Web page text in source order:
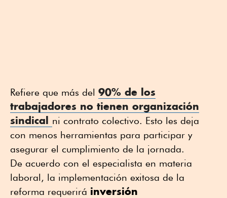
Refiere que más del 90% de los
trabajadores no tienen organización
sindical ni contrato colectivo. Esto les deja
con menos herramientas para participar y
asegurar el cumplimiento de la jornada.
De acuerdo con el especialista en materia
laboral, la implementación exitosa de la
reforma requerirá inversión